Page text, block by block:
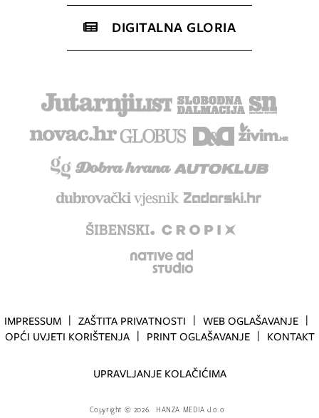
DIGITALNA GLORIA
IMPRESSUM ZAŠTITA PRIVATNOSTI
WEB OGLAŠAVANJE
OPĆI UVJETI KORIŠTENJA
PRINT OGLAŠAVANJE KONTAKT
UPRAVLJANJE KOLAČIĆIMA
Copyright © 2026. HANZA MEDIA d.o.o